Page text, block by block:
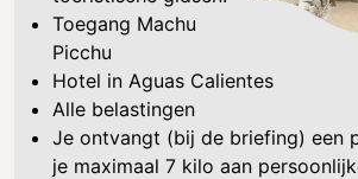
Toegang Machu
Picchu
Hotel in Aguas Calientes
Alle belastingen
Je ontvangt (bij de briefing) een
je maximaal 7 kilo aan